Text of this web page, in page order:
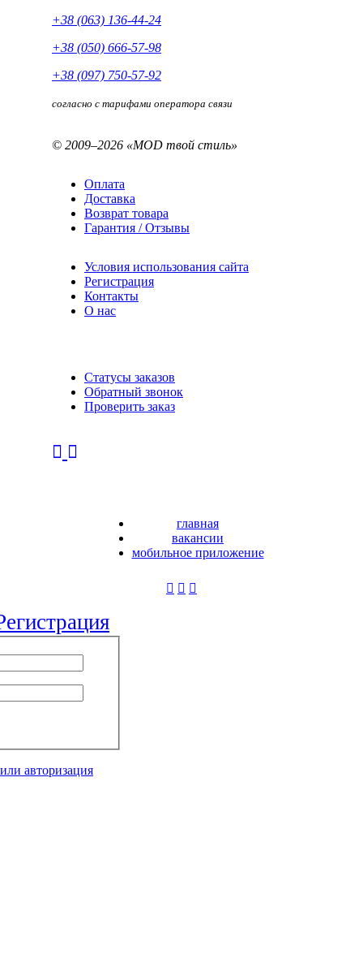
+38 (063) 136-44-24
+38 (050) 666-57-98
+38 (097) 750-57-92
согласно с тарифами оператора связи
© 2009–2026 «MOD твой стиль»
Оплата
Доставка
Возврат товара
Гарантия / Отзывы
Условия использования сайта
Регистрация
Контакты
О нас
Статусы заказов
Обратный звонок
Проверить заказ
главная
вакансии
мобильное приложение
авторизация